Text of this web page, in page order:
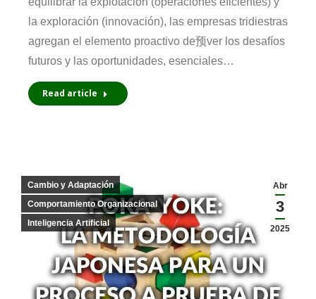
la exploración (innovación), las empresas tridiestras
agregan el elemento proactivo de预ver los desafíos
futuros y las oportunidades, esenciales…
Read article
Abr
3
2025
Cambio y Adaptación
Comportamiento Organizacional
Inteligencia Artificial